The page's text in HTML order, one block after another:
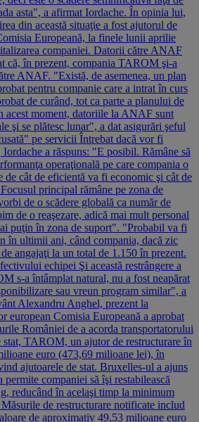
asta", a afirmat Iordache. În opinia lui,
din această situaţie a fost ajutorul de
Europeană, la finele lunii aprilie
companiei. Datorii către ANAF
că, în prezent, compania TAROM şi-a
ANAF. "Există, de asemenea, un plan
pentru companie care a intrat în curs
de curând, tot ca parte a planului de
acest moment, datoriile la ANAF sunt
şi se plătesc lunar", a dat asigurări şeful
pe servicii Întrebat dacă vor fi
a răspuns: "E posibil. Rămâne să
operaţională pe care compania o
de cât de eficientă va fi economic şi cât de
principal rămâne pe zona de
de o scădere globală ca număr de
de o reaşezare, adică mai mult personal
puţin în zona de suport". "Probabil va fi
în ultimii ani, când compania, dacă zic
angajaţi la un total de 1.150 în prezent.
echipei Şi această restrângere a
s-a întâmplat natural, nu a fost neapărat
sau vreun program similar", a
Alexandru Anghel, prezent la
european Comisia Europeană a aprobat
României de a acorda transportatorului
stat, TAROM, un ajutor de restructurare în
euro (473,69 milioane lei), în
ajutoarele de stat. Bruxelles-ul a ajuns
permite companiei să îşi restabilească
reducând în acelaşi timp la minimum
de restructurare notificate includ
de aproximativ 49,53 milioane euro